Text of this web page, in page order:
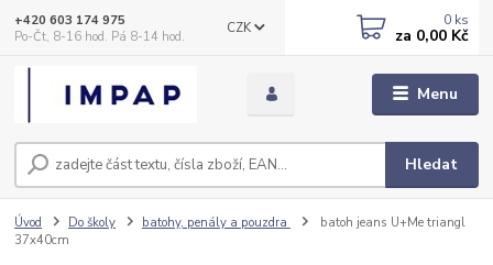
Menu
CZK
Hledat
+420 603 174 975
Po-Čt, 8-16 hod. Pá 8-14 hod.
0 ks
za 0,00 Kč
Úvod Do školy batohy, penály a pouzdra
batoh jeans U+Me triangl
37x40cm